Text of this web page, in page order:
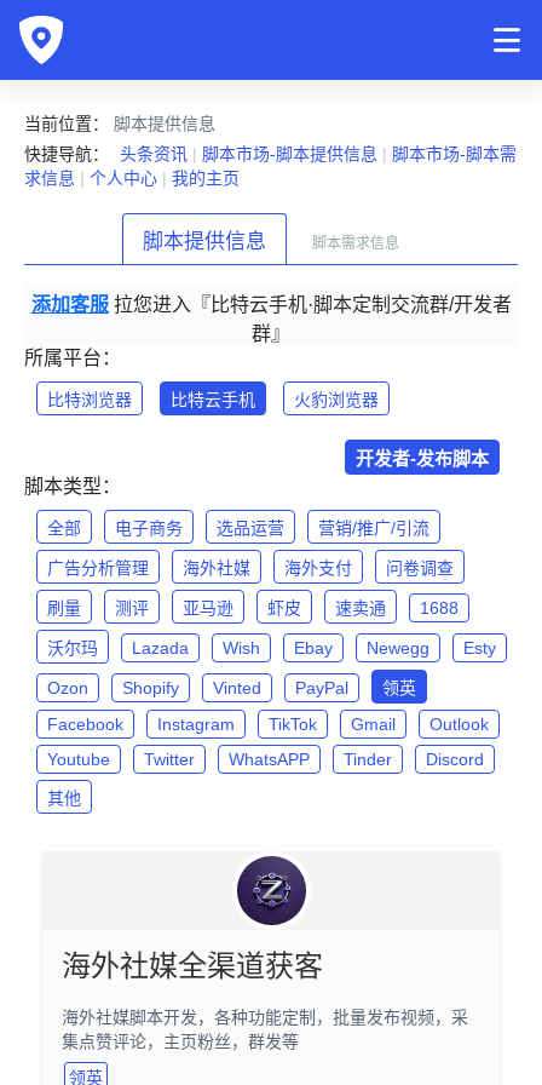
当前位置：
脚本提供信息
快捷导航：
头条资讯 | 脚本市场-脚本提供信息 | 脚本市场-脚本需
求信息 | 个人中心 | 我的主页
脚本提供信息 脚本需求信息
添加客服 拉您进入『比特云手机·脚本定制交流群/开发者
群』
所属平台：
比特浏览器 比特云手机 火豹浏览器
开发者-发布脚本
脚本类型：
全部 电子商务 选品运营 营销/推广/引流
广告分析管理 海外社媒 海外支付 问卷调查
刷量 测评 亚马逊 虾皮 速卖通 1688
沃尔玛 Lazada Wish Ebay Newegg Esty
Ozon Shopify Vinted PayPal
领英
Facebook
Instagram TikTok Gmail
Outlook
Youtube
Twitter WhatsAPP Tinder
Discord
其他
海外社媒全渠道获客
海外社媒脚本开发，各种功能定制，批量发布视频，采
集点赞评论，主页粉丝，群发等
领英